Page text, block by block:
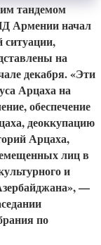
тандемом
Армении начал
ситуации,
на
декабря. «Эти
Арцаха на
обеспечение
деоккупацию
Арцаха,
лиц в
и
—
по